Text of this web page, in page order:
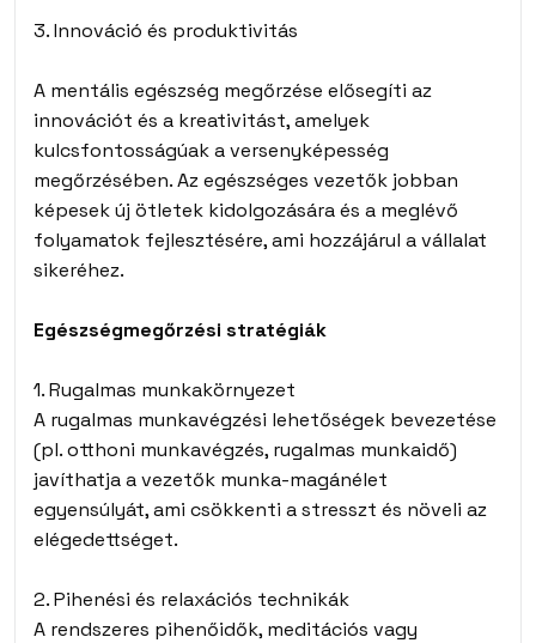
3. Innováció és produktivitás
A mentális egészség megőrzése elősegíti az
innovációt és a kreativitást, amelyek
kulcsfontosságúak a versenyképesség
megőrzésében. Az egészséges vezetők jobban
képesek új ötletek kidolgozására és a meglévő
folyamatok fejlesztésére, ami hozzájárul a vállalat
sikeréhez.
Egészségmegőrzési stratégiák
1. Rugalmas munkakörnyezet
A rugalmas munkavégzési lehetőségek bevezetése
(pl. otthoni munkavégzés, rugalmas munkaidő)
javíthatja a vezetők munka-magánélet
egyensúlyát, ami csökkenti a stresszt és növeli az
elégedettséget.
2. Pihenési és relaxációs technikák
A rendszeres pihenőidők, meditációs vagy